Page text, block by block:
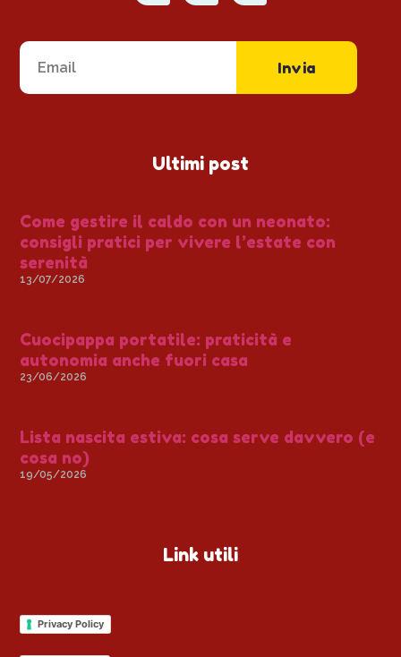
Invia
Ultimi post
Come gestire il caldo con un neonato:
consigli pratici per vivere l’estate con
serenità
13/07/2026
Cuocipappa portatile: praticità e
autonomia anche fuori casa
23/06/2026
Lista nascita estiva: cosa serve davvero (e
cosa no)
19/05/2026
Link utili
Privacy Policy